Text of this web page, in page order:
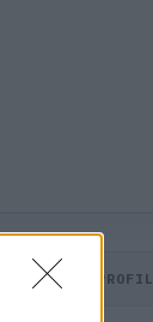
KOMMENTPROFIL